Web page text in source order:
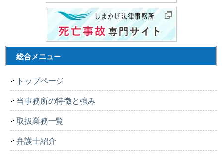
総合メニュー
トップページ
当事務所の特徴と強み
取扱業務一覧
弁護士紹介